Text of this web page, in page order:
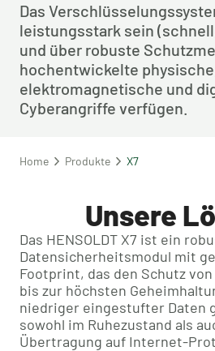
Das
leistungsstark sein
und über robuste
hochentwickelte
elektromagnetische und
Cyberangriffe verfügen.
Home Produkte X7
Unsere
Das HENSOLDT X7 ist ein
Datensicherheitsmodul mit
Footprint, das den Schutz
bis zur höchsten
niedriger eingestufter Daten
sowohl im Ruhezustand als
Übertragung auf Internet-